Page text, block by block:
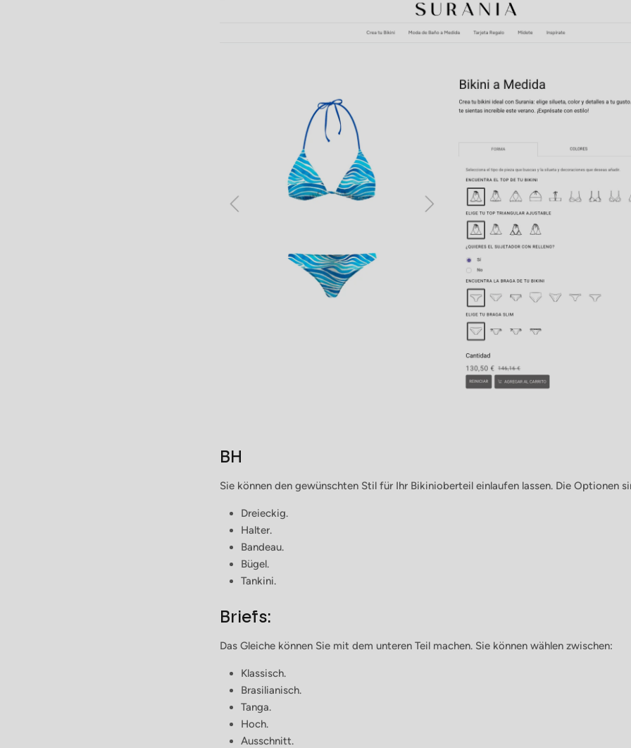
BH
Sie können den gewünschten Stil für Ihr Bikinioberteil einlaufen lassen. Die Optionen
Dreieckig.
Halter.
Bandeau.
Bügel.
Tankini.
Briefs:
Das Gleiche können Sie mit dem unteren Teil machen. Sie können wählen zwischen:
Klassisch.
Brasilianisch.
Tanga.
Hoch.
Ausschnitt.